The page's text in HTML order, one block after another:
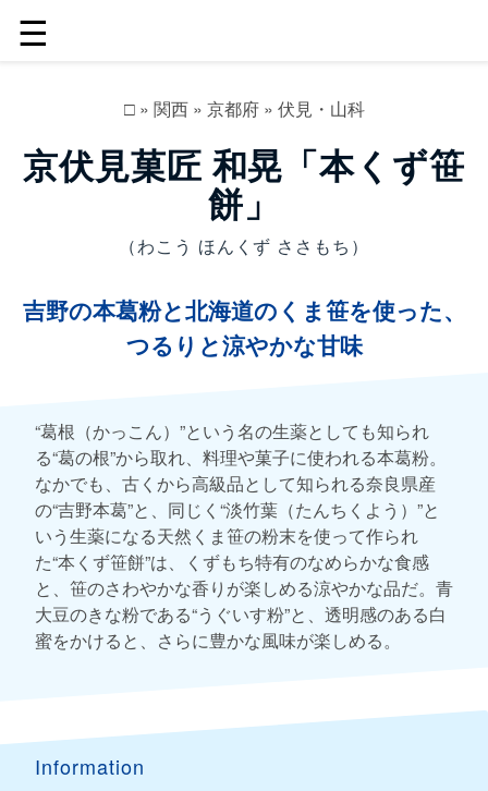
☰
□» 関西» 京都府» 伏見・山科
京伏見菓匠 和晃「本くず笹
餅」
（わこう ほんくず ささもち）
吉野の本葛粉と北海道のくま笹を使った、
つるりと涼やかな甘味
“葛根（かっこん）”という名の生薬としても知られ
る“葛の根”から取れ、料理や菓子に使われる本葛粉。
なかでも、古くから高級品として知られる奈良県産
の“吉野本葛”と、同じく“淡竹葉（たんちくよう）”と
いう生薬になる天然くま笹の粉末を使って作られ
た“本くず笹餅”は、くずもち特有のなめらかな食感
と、笹のさわやかな香りが楽しめる涼やかな品だ。青
大豆のきな粉である“うぐいす粉”と、透明感のある白
蜜をかけると、さらに豊かな風味が楽しめる。
Information